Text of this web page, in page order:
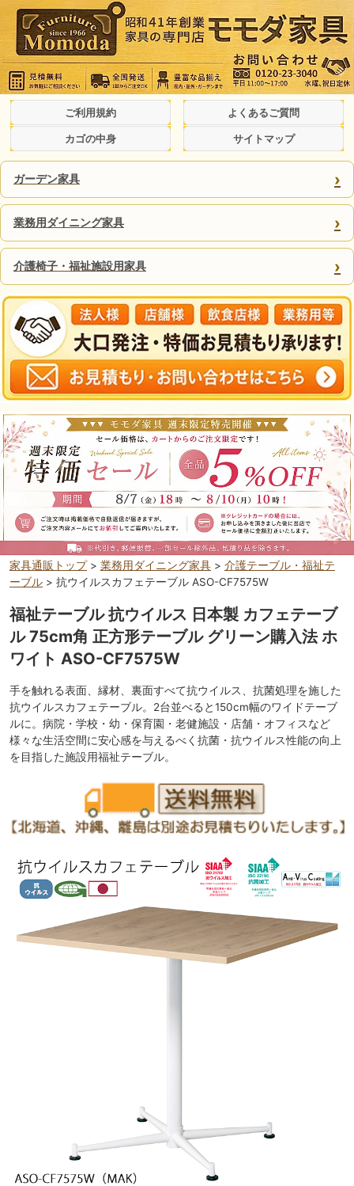
ご利用規約 よくあるご質問
カゴの中身 サイトマップ
ガーデン家具 ›
業務用ダイニング家具 ›
介護椅子・福祉施設用家具 ›
家具通販トップ> 業務用ダイニング家具 > 介護テーブル・福祉テ
ーブル > 抗ウイルスカフェテーブル ASO-CF7575W
福祉テーブル 抗ウイルス 日本製 カフェテーブ
ル 75cm角 正方形テーブル グリーン購入法 ホ
ワイト ASO-CF7575W
手を触れる表面、縁材、裏面すべて抗ウイルス、抗菌処理を施した
抗ウイルスカフェテーブル。2台並べると150cm幅のワイドテーブ
ルに。病院・学校・幼・保育園・老健施設・店舗・オフィスなど
様々な生活空間に安心感を与えるべく抗菌・抗ウイルス性能の向上
を目指した施設用福祉テーブル。